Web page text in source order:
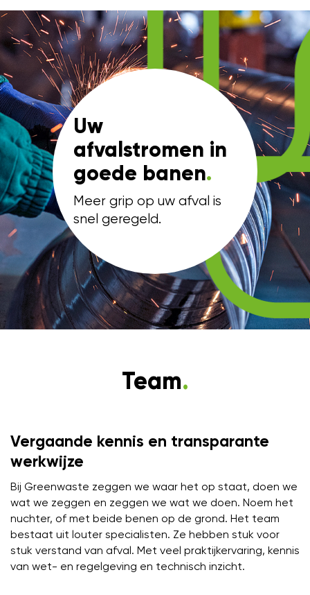
Uw
afvalstromen in
goede banen.
Meer grip op uw afval is
snel geregeld.
Team.
Vergaande kennis en transparante
werkwijze
Bij Greenwaste zeggen we waar het op staat, doen we
wat we zeggen en zeggen we wat we doen. Noem het
nuchter, of met beide benen op de grond. Het team
bestaat uit louter specialisten. Ze hebben stuk voor
stuk verstand van afval. Met veel praktijkervaring, kennis
van wet- en regelgeving en technisch inzicht.